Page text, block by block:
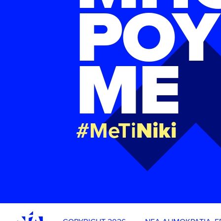
ΡΟΥ
ΜΕ
#MeTiNiki